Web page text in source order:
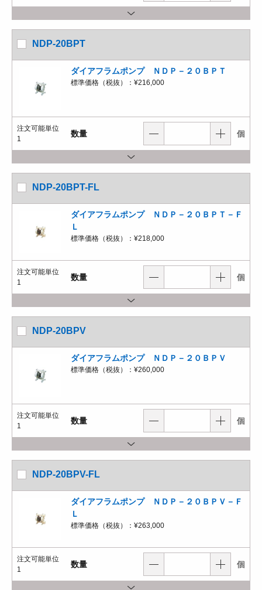
NDP-20BPT
ダイアフラムポンプ ＮＤＰ－２０ＢＰＴ
標準価格（税抜）： ¥216,000
注文可能単位
1
数量 個
NDP-20BPT-FL
ダイアフラムポンプ ＮＤＰ－２０ＢＰＴ－Ｆ
Ｌ
標準価格（税抜）： ¥218,000
注文可能単位
1
数量 個
NDP-20BPV
ダイアフラムポンプ ＮＤＰ－２０ＢＰＶ
標準価格（税抜）： ¥260,000
注文可能単位
1
数量 個
NDP-20BPV-FL
ダイアフラムポンプ ＮＤＰ－２０ＢＰＶ－Ｆ
Ｌ
標準価格（税抜）： ¥263,000
注文可能単位
1
数量 個